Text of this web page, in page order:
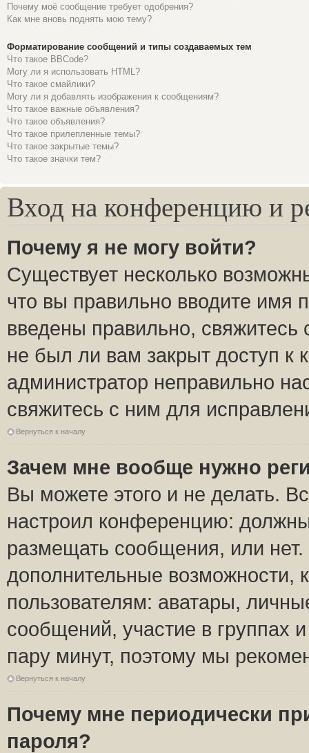
Почему моё сообщение требует одобрения?
Как мне вновь поднять мою тему?
Форматирование сообщений и типы создаваемых тем
Что такое BBCode?
Могу ли я использовать HTML?
Что такое смайлики?
Могу ли я добавлять изображения к сообщениям?
Что такое важные объявления?
Что такое объявления?
Что такое прилепленные темы?
Что такое закрытые темы?
Что такое значки тем?
Вход на конференцию и
Почему я не могу войти?
Существует несколько
что вы правильно вводите имя
введены правильно,
не был ли вам закрыт доступ к
администратор неправильно
свяжитесь с ним для
Вернуться к началу
Зачем мне вообще нужно
Вы можете этого и не делать.
настроил конференцию:
размещать сообщения, или
дополнительные возможности,
пользователям: аватары,
сообщений, участие в группах
пару минут, поэтому мы
Вернуться к началу
Почему мне периодически
пароля?